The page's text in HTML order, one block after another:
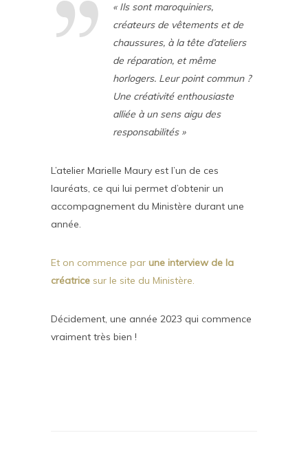
« Ils sont maroquiniers,
créateurs de vêtements et de
chaussures, à la tête d’ateliers
de réparation, et même
horlogers. Leur point commun ?
Une créativité enthousiaste
alliée à un sens aigu des
responsabilités »
L’atelier Marielle Maury est l’un de ces
lauréats, ce qui lui permet d’obtenir un
accompagnement du Ministère durant une
année.
Et on commence par une interview de la
créatrice sur le site du Ministère.
Décidement, une année 2023 qui commence
vraiment très bien !